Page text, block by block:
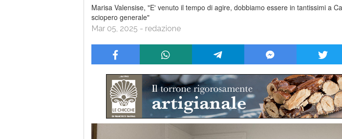
Marisa Valensise, "E' venuto il tempo di agire, dobbiamo essere in tantissimi a
sciopero generale"
Mar 05, 2025 - redazione